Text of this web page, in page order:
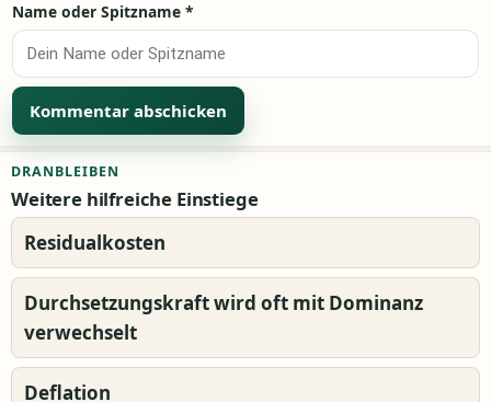
Name oder Spitzname *
DRANBLEIBEN
Weitere hilfreiche Einstiege
Residualkosten
Durchsetzungskraft wird oft mit Dominanz
verwechselt
Deflation